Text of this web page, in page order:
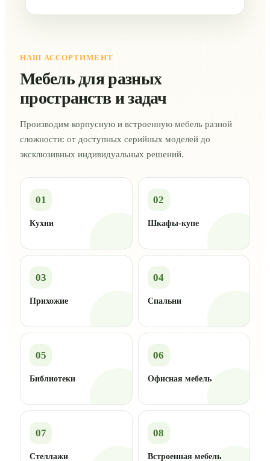
НАШ АССОРТИМЕНТ
Мебель для разных
пространств и задач
Производим корпусную и встроенную мебель разной
сложности: от доступных серийных моделей до
эксклюзивных индивидуальных решений.
01
Кухни
02
Шкафы-купе
03
Прихожие
04
Спальни
05
Библиотеки
06
Офисная мебель
07
Стеллажи
08
Встроенная мебель